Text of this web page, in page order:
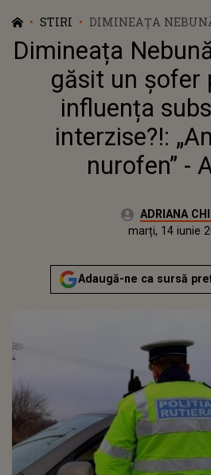
STIRI
DIMINEAȚA
UN ȘOFER PRINS
SUBSTANȚELOR
UN NUROFEN” -
Dimineața
găsit un șofer
influența
interzise?!:
nurofen” -
Autor:ADRIANA
Actualizat:
marți, 14 iunie
Adaugă-ne ca sursă